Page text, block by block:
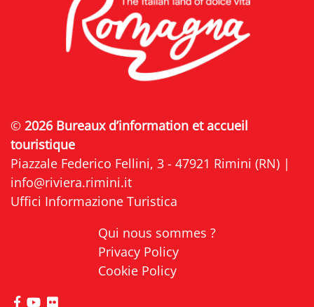
© 2026 Bureaux d’information et accueil
touristique
Piazzale Federico Fellini, 3 - 47921 Rimini (RN) |
info@riviera.rimini.it
Uffici Informazione Turistica
Qui nous sommes ?
Privacy Policy
Cookie Policy
Visitez la page Facebook de Riviera di Rimini
Visitez la page YouTube de Riviera di Rimini
Visitez la page Flickr de Riviera di Rimini